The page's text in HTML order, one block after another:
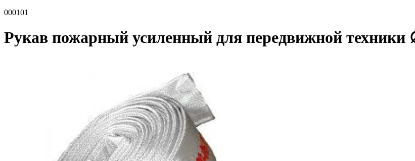
000101
Рукав пожарный усиленный для передвижной